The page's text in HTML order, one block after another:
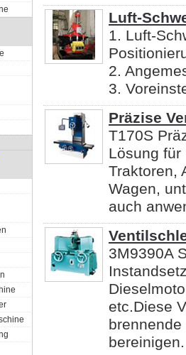
Luft-
1. Luft-
2.
3.
Präzise
T170S
Lösung
Traktoren,
Wagen,
auch
3M9390A
etc.Diese